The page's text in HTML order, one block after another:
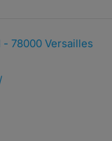
- 78000 Versailles